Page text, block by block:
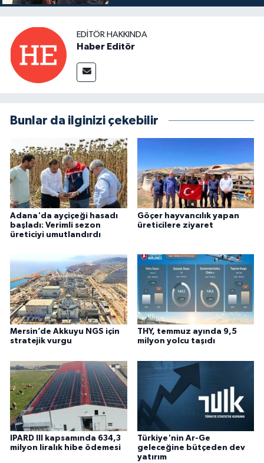
EDITÖR HAKKINDA
Haber Editör
Bunlar da ilginizi çekebilir
Adana'da ayçiçeği hasadı
başladı: Verimli sezon
üreticiyi umutlandırdı
Göçer hayvancılık yapan
üreticilere ziyaret
Mersin’de Akkuyu NGS için
stratejik vurgu
THY, temmuz ayında 9,5
milyon yolcu taşıdı
IPARD III kapsamında 634,3
milyon liralık hibe ödemesi
Türkiye'nin Ar-Ge
geleceğine bütçeden dev
yatırım